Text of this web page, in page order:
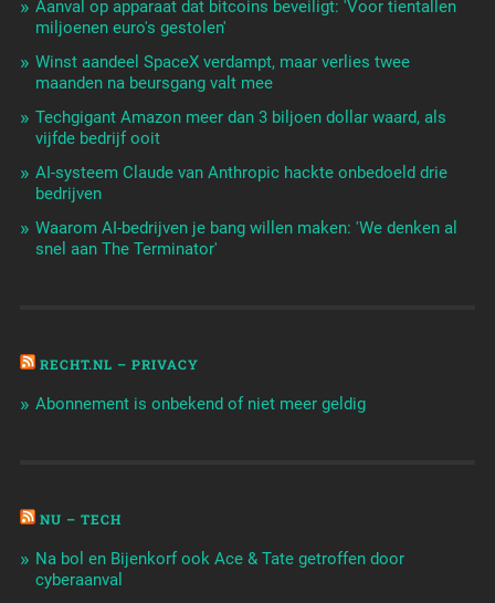
Aanval op apparaat dat bitcoins beveiligt: 'Voor tientallen
miljoenen euro's gestolen'
Winst aandeel SpaceX verdampt, maar verlies twee
maanden na beursgang valt mee
Techgigant Amazon meer dan 3 biljoen dollar waard, als
vijfde bedrijf ooit
AI-systeem Claude van Anthropic hackte onbedoeld drie
bedrijven
Waarom AI-bedrijven je bang willen maken: 'We denken al
snel aan The Terminator'
RECHT.NL – PRIVACY
Abonnement is onbekend of niet meer geldig
NU – TECH
Na bol en Bijenkorf ook Ace & Tate getroffen door
cyberaanval